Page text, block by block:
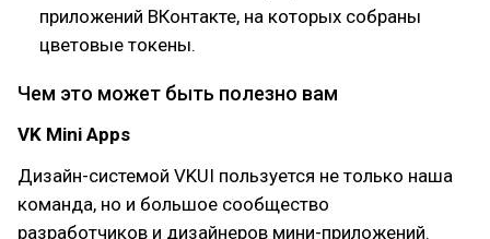
приложений ВКонтакте, на которых собраны
цветовые токены.
Чем это может быть полезно вам
VK Mini Apps
Дизайн-системой VKUI пользуется не только наша
команда, но и большое сообщество
разработчиков и дизайнеров мини-приложений.